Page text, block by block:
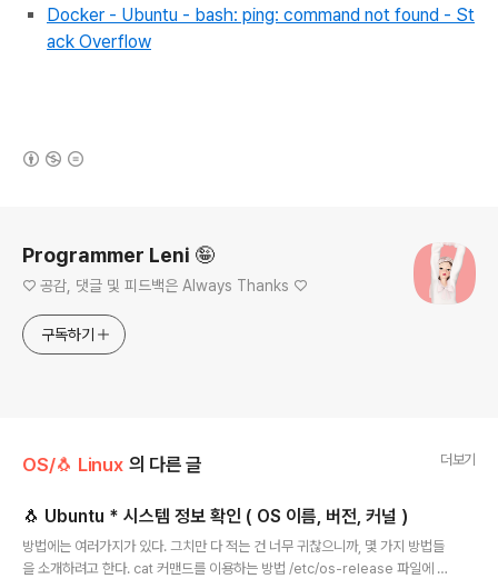
Docker - Ubuntu - bash: ping: command not found - St
ack Overflow
Programmer Leni 🤪
♡ 공감, 댓글 및 피드백은 Always Thanks ♡
구독하기
OS/🐧 Linux 의 다른 글 더보기
🐧 Ubuntu * 시스템 정보 확인 ( OS 이름, 버전, 커널 )
방법에는 여러가지가 있다. 그치만 다 적는 건 너무 귀찮으니까, 몇 가지 방법들
을 소개하려고 한다. cat 커맨드를 이용하는 방법 /etc/os-release 파일에 시